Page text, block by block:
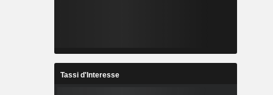
Tassi d'Interesse